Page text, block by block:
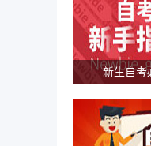
社会工作
数字媒体艺
工商企业管理
新生自考